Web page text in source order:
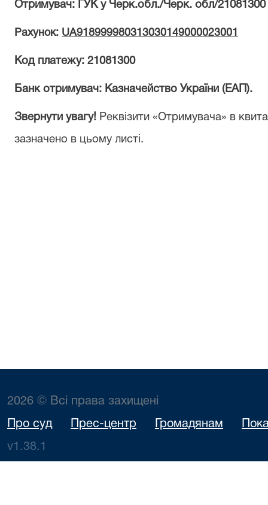
Отримувач: ГУК у Черк.обл./Черк. обл/21081300
Рахунок: UA918999980313030149000023001
Код платежу: 21081300
Банк отримувач: Казначейство України (ЕАП).
Звернути увагу! Реквізити «Отримувача» в
зазначено в цьому листі.
2026 © Всі права захищені
Про суд Прес-центр Громадянам
v1.38.1